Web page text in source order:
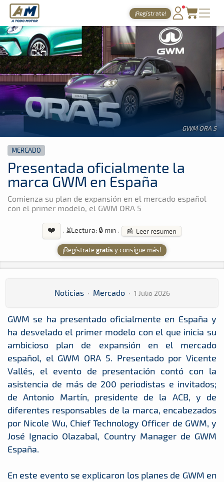
A Todo Motor · Revista del motor desde 1999
¡Regístrate!
PORTADA
TIEMPOS ONLINE
NOTICIAS
AGENDA
GALERÍAS
TIENDA
A Todo Motor » Noticias » Mercado
GWM ORA 5
MERCADO
Presentada oficialmente la
marca GWM en España
Comienza su plan de expansión en el mercado español
con el primer modelo, el GWM ORA 5
❤️ · ⏳Lectura: 🔒 min · 📰 Leer resumen
¡Regístrategratis y consigue más!
Noticias · Mercado · 1 Julio 2026
GWM se ha presentado oficialmente en España y
ha desvelado el primer modelo con el que inicia su
ambicioso plan de expansión en el mercado
español, el GWM ORA 5. Presentado por Vicente
Vallés, el evento de presentación contó con la
asistencia de más de 200 periodistas e invitados;
de Antonio Martín, presidente de la ACB, y de
diferentes responsables de la marca, encabezados
por Nicole Wu, Chief Technology Officer de GWM, y
José Ignacio Olazabal, Country Manager de GWM
España.
En este evento se explicaron los planes de GWM en